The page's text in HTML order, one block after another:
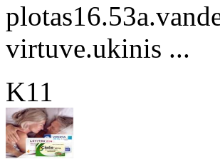
virtuve.ukinis ...
K11